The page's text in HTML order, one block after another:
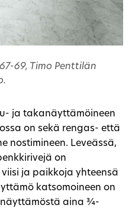
69, Timo Penttilän
ja takanäyttämöineen
on sekä rengas- että
nostimineen. Leveässä,
on
ja paikkoja yhteensä
katsomoineen on
aina ¾-